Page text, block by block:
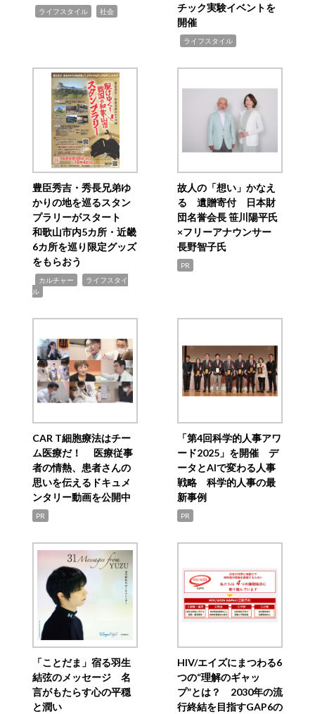
ライフスタイル 社会
チック実験イベントを
開催
ライフスタイル
豊臣秀吉・秀長兄弟ゆ
かりの地を巡るスタン
プラリーがスタート
和歌山市内5カ所・近畿
6カ所を巡り限定グッズ
をもらおう
カルチャー
ライフスタイ
ル
故人の「想い」かなえ
る 遺贈寄付 日本財
団名誉会長 笹川陽平氏
×フリーアナウンサー
長野智子氏
PR
CAR T細胞療法はチー
ム医療だ！ 医療従事
者の情熱、患者さんの
思いを伝えるドキュメ
ンタリー動画を公開中
PR
「第4回科学的人事アワ
ード2025」を開催 デ
ータとAIで変わる人事
戦略 科学的人事の最
新事例
PR
「ことだま」宿る羽生
結弦のメッセージ 名
言がもたらす心の平穏
と潤い
HIV/エイズにまつわる6
つの“理解のギャッ
プ”とは？ 2030年の流
行終結を目指すGAP6の